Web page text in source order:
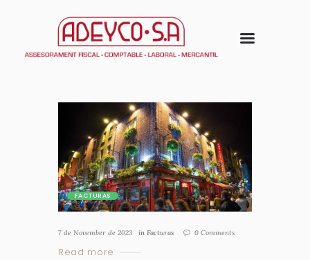
FACTURAS
7 de November de 2023 in Facturas 0 Comments
Read more